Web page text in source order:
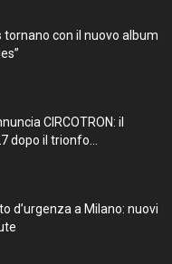
tornano con il nuovo album
CIRCOTRON: il
dopo il trionfo...
d’urgenza a Milano: nuovi